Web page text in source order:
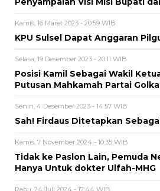
Penyampaian Visi Misi Bupati
Kamis, 16 Maret 2023 - 20:59 WIB
KPU Sulsel Dapat Anggaran
Selasa, 19 Desember 2023 - 20:11 WIB
Posisi Kamil Sebagai Wakil
Putusan Mahkamah Partai
Senin, 4 Desember 2023 - 14:57 WIB
Sah! Firdaus Ditetapkan
Kamis, 7 November 2024 - 10:35 WIB
Tidak ke Paslon Lain, Pemuda
Hanya Untuk dokter Ulfah-MHG